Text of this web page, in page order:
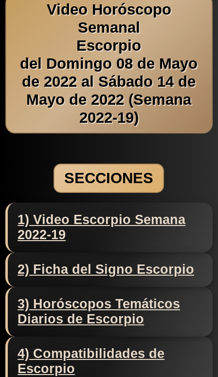
Video Horóscopo
Semanal
Escorpio
del Domingo 08 de Mayo
de 2022 al Sábado 14 de
Mayo de 2022 (Semana
2022-19)
SECCIONES
1) Video Escorpio Semana
2022-19
2) Ficha del Signo Escorpio
3) Horóscopos Temáticos
Diarios de Escorpio
4) Compatibilidades de
Escorpio